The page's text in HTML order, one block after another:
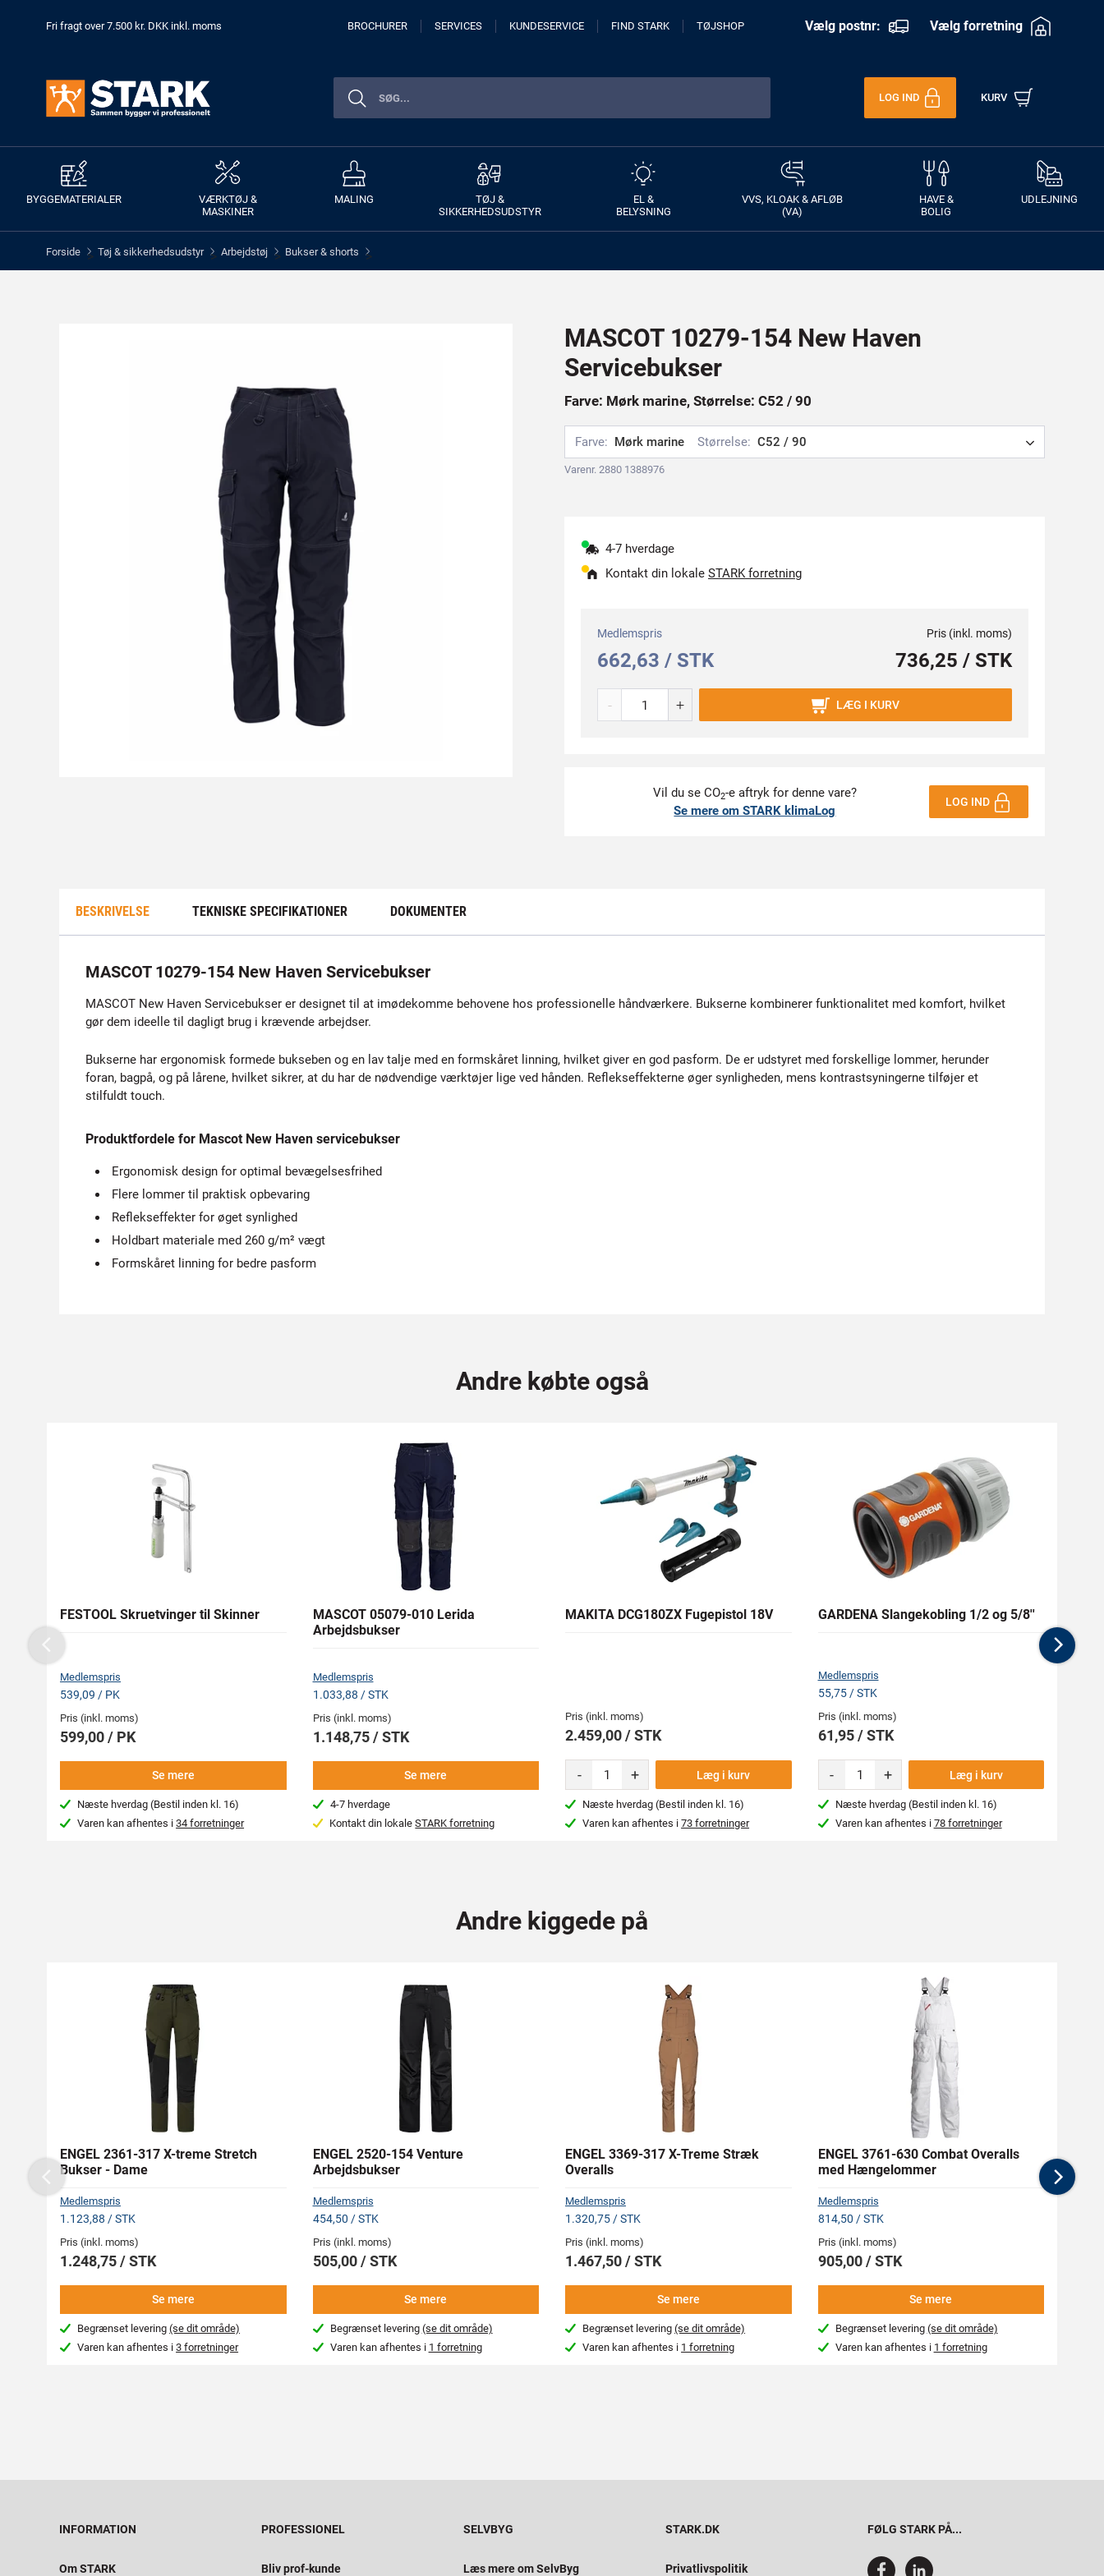
Fri fragt over 7.500 kr. DKK inkl. moms BROCHURER SERVICES KUNDESERVICE FIND STARK TØJSHOP Vælg postnr: Vælg forretning
LOG IND KURV
BYGGEMATERIALER
VÆRKTØJ &
MASKINER
MALING
TØJ &
SIKKERHEDSUDSTYR
EL &
BELYSNING
VVS, KLOAK & AFLØB
(VA)
HAVE &
BOLIG
UDLEJNING
Forside > Tøj & sikkerhedsudstyr > Arbejdstøj > Bukser & shorts >
MASCOT 10279-154 New Haven
Servicebukser
Farve: Mørk marine, Størrelse: C52 / 90
Farve: Mørk marine Størrelse: C52 / 90
Varenr. 2880 1388976
4-7 hverdage
Kontakt din lokale STARK forretning
Medlemspris
662,63 / STK
Pris (inkl. moms)
736,25 / STK
- + LÆG I KURV
Vil du se CO2-e aftryk for denne vare?
Se mere om STARK klimaLog
LOG IND
BESKRIVELSE TEKNISKE SPECIFIKATIONER DOKUMENTER
MASCOT 10279-154 New Haven Servicebukser
MASCOT New Haven Servicebukser er designet til at imødekomme behovene hos professionelle håndværkere. Bukserne kombinerer funktionalitet med komfort, hvilket
gør dem ideelle til dagligt brug i krævende arbejdser.
Bukserne har ergonomisk formede bukseben og en lav talje med en formskåret linning, hvilket giver en god pasform. De er udstyret med forskellige lommer, herunder
foran, bagpå, og på lårene, hvilket sikrer, at du har de nødvendige værktøjer lige ved hånden. Reflekseffekterne øger synligheden, mens kontrastsyningerne tilføjer et
stilfuldt touch.
Produktfordele for Mascot New Haven servicebukser
Ergonomisk design for optimal bevægelsesfrihed
Flere lommer til praktisk opbevaring
Reflekseffekter for øget synlighed
Holdbart materiale med 260 g/m² vægt
Formskåret linning for bedre pasform
Andre købte også
FESTOOL Skruetvinger til Skinner
Medlemspris
539,09 / PK
Pris (inkl. moms)
599,00 / PK
Se mere
Næste hverdag (Bestil inden kl. 16)
Varen kan afhentes i34 forretninger
MASCOT 05079-010 Lerida
Arbejdsbukser
Medlemspris
1.033,88 / STK
Pris (inkl. moms)
1.148,75 / STK
Se mere
4-7 hverdage
Kontakt din lokaleSTARK forretning
MAKITA DCG180ZX Fugepistol 18V
Pris (inkl. moms)
2.459,00 / STK
- + Læg i kurv
Næste hverdag (Bestil inden kl. 16)
Varen kan afhentes i73 forretninger
GARDENA Slangekobling 1/2 og 5/8''
Medlemspris
55,75 / STK
Pris (inkl. moms)
61,95 / STK
- + Læg i kurv
Næste hverdag (Bestil inden kl. 16)
Varen kan afhentes i 78 forretninger
Previous
Andre kiggede på
ENGEL 2361-317 X-treme Stretch
Bukser - Dame
Medlemspris
1.123,88 / STK
Pris (inkl. moms)
1.248,75 / STK
Se mere
Begrænset levering(se dit område)
Varen kan afhentes i3 forretninger
ENGEL 2520-154 Venture
Arbejdsbukser
Medlemspris
454,50 / STK
Pris (inkl. moms)
505,00 / STK
Se mere
Begrænset levering (se dit område)
Varen kan afhentes i 1 forretning
ENGEL 3369-317 X-Treme Stræk
Overalls
Medlemspris
1.320,75 / STK
Pris (inkl. moms)
1.467,50 / STK
Se mere
Begrænset levering(se dit område)
Varen kan afhentes i 1 forretning
ENGEL 3761-630 Combat Overalls
med Hængelommer
Medlemspris
814,50 / STK
Pris (inkl. moms)
905,00 / STK
Se mere
Begrænset levering (se dit område)
Varen kan afhentes i 1 forretning
Previous
INFORMATION
Om STARK
PROFESSIONEL
Bliv prof-kunde
SELVBYG
Læs mere om SelvByg
STARK.DK
Privatlivspolitik
FØLG STARK PÅ...